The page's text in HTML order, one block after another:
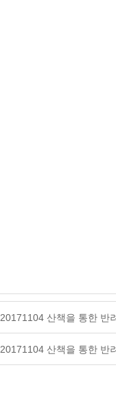
20171104 산책을 통한 반
20171104 산책을 통한 반